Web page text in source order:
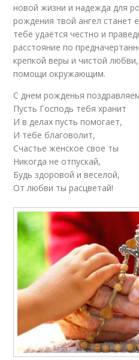
новой жизни и надежда для
рождения твой ангел станет
тебе удаётся честно и
расстояние по
крепкой веры и чистой
помощи окружающим.
С днем рожденья
Пусть Господь тебя хранит
И в делах пусть помогает,
И тебе благоволит,
Счастье женское свое ты
Никогда не отпускай,
Будь здоровой и веселой,
От любви ты расцветай!